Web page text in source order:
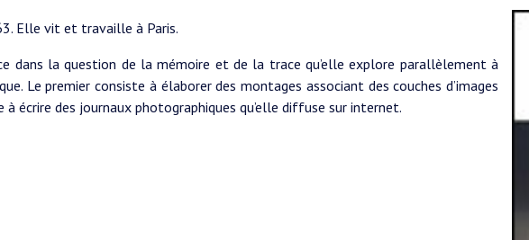
Elle vit et travaille à Paris.
dans la question de la mémoire et de la trace qu’elle explore parallèlement à
Le premier consiste à élaborer des montages associant des couches d’images
écrire des journaux photographiques qu’elle diffuse sur internet.